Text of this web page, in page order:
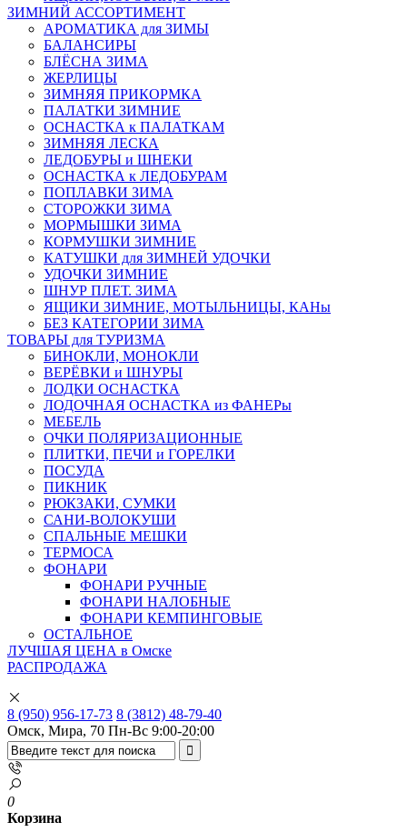
ЗИМНИЙ АССОРТИМЕНТ
АРОМАТИКА для ЗИМЫ
БАЛАНСИРЫ
БЛЁСНА ЗИМА
ЖЕРЛИЦЫ
ЗИМНЯЯ ПРИКОРМКА
ПАЛАТКИ ЗИМНИЕ
ОСНАСТКА к ПАЛАТКАМ
ЗИМНЯЯ ЛЕСКА
ЛЕДОБУРЫ и ШНЕКИ
ОСНАСТКА к ЛЕДОБУРАМ
ПОПЛАВКИ ЗИМА
СТОРОЖКИ ЗИМА
МОРМЫШКИ ЗИМА
КОРМУШКИ ЗИМНИЕ
КАТУШКИ для ЗИМНЕЙ УДОЧКИ
УДОЧКИ ЗИМНИЕ
ШНУР ПЛЕТ. ЗИМА
ЯЩИКИ ЗИМНИЕ, МОТЫЛЬНИЦЫ, КАНы
БЕЗ КАТЕГОРИИ ЗИМА
ТОВАРЫ для ТУРИЗМА
БИНОКЛИ, МОНОКЛИ
ВЕРЁВКИ и ШНУРЫ
ЛОДКИ ОСНАСТКА
ЛОДОЧНАЯ ОСНАСТКА из ФАНЕРы
МЕБЕЛЬ
ОЧКИ ПОЛЯРИЗАЦИОННЫЕ
ПЛИТКИ, ПЕЧИ и ГОРЕЛКИ
ПОСУДА
ПИКНИК
РЮКЗАКИ, СУМКИ
САНИ-ВОЛОКУШИ
СПАЛЬНЫЕ МЕШКИ
ТЕРМОСА
ФОНАРИ
ФОНАРИ РУЧНЫЕ
ФОНАРИ НАЛОБНЫЕ
ФОНАРИ КЕМПИНГОВЫЕ
ОСТАЛЬНОЕ
ЛУЧШАЯ ЦЕНА в Омске
РАСПРОДАЖА
8 (950) 956-17-73 8 (3812) 48-79-40
Омск, Мира, 70 Пн-Вс 9:00-20:00
0
Корзина